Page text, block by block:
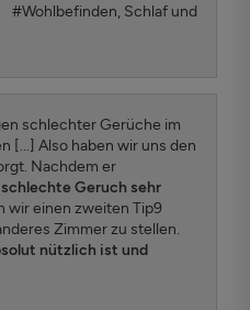
#Wohlbefinden, Schlaf und
schlechter Gerüche im
[...] Also haben wir uns den
Nachdem er
Geruch sehr
wir einen zweiten Tip9
Zimmer zu stellen.
nützlich ist und